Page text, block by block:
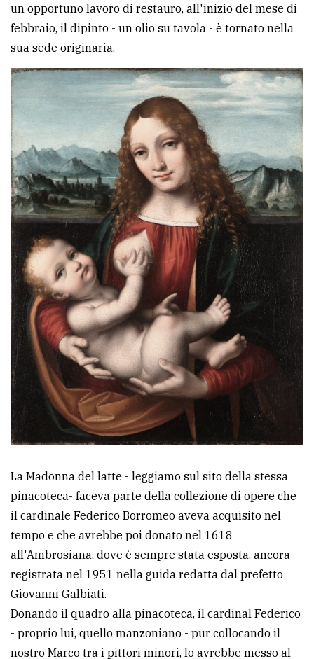
PRIVACY
Privacy
policy
Cookie
policy
un opportuno lavoro di restauro, all'inizio del mese di
febbraio, il dipinto - un olio su tavola - è tornato nella
sua sede originaria.
La Madonna del latte - leggiamo sul sito della stessa
pinacoteca- faceva parte della collezione di opere che
il cardinale Federico Borromeo aveva acquisito nel
tempo e che avrebbe poi donato nel 1618
all'Ambrosiana, dove è sempre stata esposta, ancora
registrata nel 1951 nella guida redatta dal prefetto
Giovanni Galbiati.
Donando il quadro alla pinacoteca, il cardinal Federico
- proprio lui, quello manzoniano - pur collocando il
nostro Marco tra i pittori minori, lo avrebbe messo al